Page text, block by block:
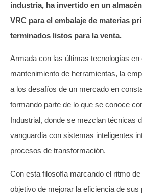
industria, ha invertido en un
VRC para el embalaje de materias
terminados listos para la venta.
Armada con las últimas tecnologías
mantenimiento de herramientas, la
a los desafíos de un mercado en
formando parte de lo que se conoce
Industrial, donde se mezclan técnicas
vanguardia con sistemas inteligentes
procesos de transformación.
Con esta filosofía marcando el ritmo
objetivo de mejorar la eficiencia de